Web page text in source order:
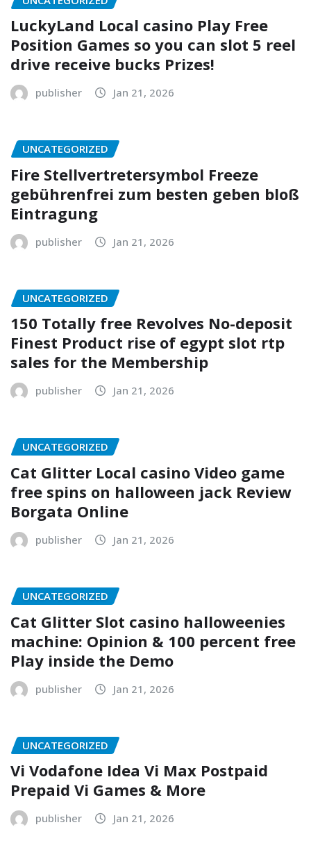
LuckyLand Local casino Play Free
Position Games so you can slot 5 reel
drive receive bucks Prizes!
publisher Jan 21, 2026
UNCATEGORIZED
Fire Stellvertretersymbol Freeze
gebührenfrei zum besten geben bloß
Eintragung
publisher Jan 21, 2026
UNCATEGORIZED
150 Totally free Revolves No-deposit
Finest Product rise of egypt slot rtp
sales for the Membership
publisher Jan 21, 2026
UNCATEGORIZED
Cat Glitter Local casino Video game
free spins on halloween jack Review
Borgata Online
publisher Jan 21, 2026
UNCATEGORIZED
Cat Glitter Slot casino halloweenies
machine: Opinion & 100 percent free
Play inside the Demo
publisher Jan 21, 2026
UNCATEGORIZED
Vi Vodafone Idea Vi Max Postpaid
Prepaid Vi Games & More
publisher Jan 21, 2026